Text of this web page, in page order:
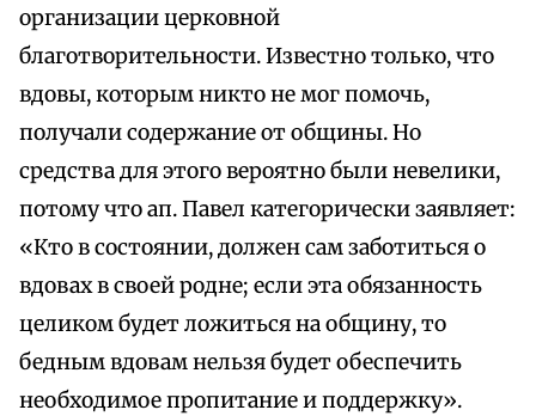
организации церковной
благотворительности. Известно только, что
вдовы, которым никто не мог помочь,
получали содержание от общины. Но
средства для этого вероятно были невелики,
потому что ап. Павел категорически заявляет:
«Кто в состоянии, должен сам заботиться о
вдовах в своей родне; если эта обязанность
целиком будет ложиться на общину, то
бедным вдовам нельзя будет обеспечить
необходимое пропитание и поддержку».